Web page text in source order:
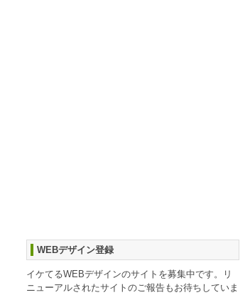
WEBデザイン登録
イケてるWEBデザインのサイトを募集中です。リ
ニューアルされたサイトのご報告もお待ちしていま